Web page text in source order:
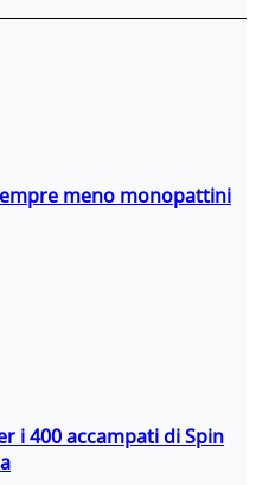
meno monopattini
i 400 accampati di Spin